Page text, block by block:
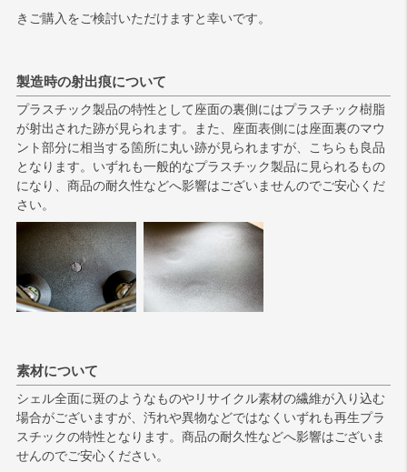
きご購入をご検討いただけますと幸いです。
製造時の射出痕について
プラスチック製品の特性として座面の裏側にはプラスチック樹脂
が射出された跡が見られます。また、座面表側には座面裏のマウ
ント部分に相当する箇所に丸い跡が見られますが、こちらも良品
となります。いずれも一般的なプラスチック製品に見られるもの
になり、商品の耐久性などへ影響はございませんのでご安心くだ
さい。
素材について
シェル全面に斑のようなものやリサイクル素材の繊維が入り込む
場合がございますが、汚れや異物などではなくいずれも再生プラ
スチックの特性となります。商品の耐久性などへ影響はございま
せんのでご安心ください。